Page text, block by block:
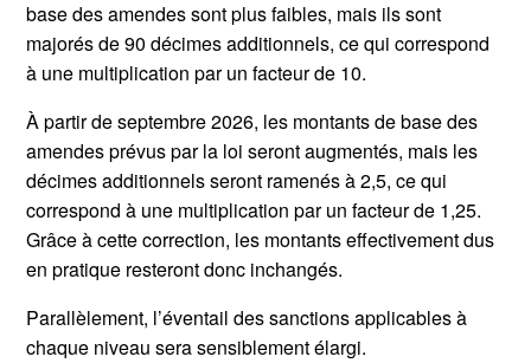
base des amendes sont plus faibles, mais ils sont
majorés de 90 décimes additionnels, ce qui correspond
à une multiplication par un facteur de 10.
À partir de septembre 2026, les montants de base des
amendes prévus par la loi seront augmentés, mais les
décimes additionnels seront ramenés à 2,5, ce qui
correspond à une multiplication par un facteur de 1,25.
Grâce à cette correction, les montants effectivement dus
en pratique resteront donc inchangés.
Parallèlement, l’éventail des sanctions applicables à
chaque niveau sera sensiblement élargi.